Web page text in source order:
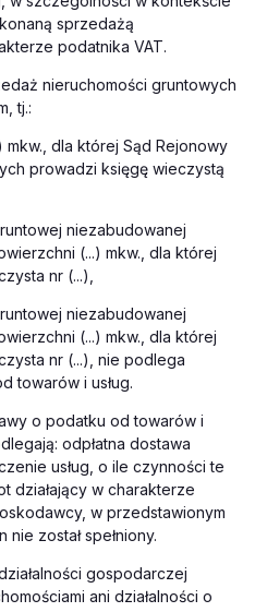
sprzedażą
podatnika VAT.
nieruchomości gruntowych
tj.:
mkw., dla której Sąd Rejonowy
prowadzi księgę wieczystą
niezabudowanej
(...) mkw., dla której
nr (...),
niezabudowanej
(...) mkw., dla której
nr (...), nie podlega
towarów i usług.
o podatku od towarów i
odpłatna dostawa
usług, o ile czynności te
działający w charakterze
w przedstawionym
został spełniony.
gospodarczej
ani działalności o